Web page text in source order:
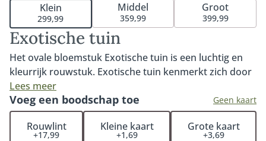
Exotische tuin
Het ovale bloemstuk Exotische tuin is een luchtig en
kleurrijk rouwstuk. Exotische tuin kenmerkt zich door
de warme kleuren en de subtiele exotische en
tropische touch. Een prachtig rouwstuk in een ovale
vorm voor een mooi en persoonlijk afscheid.
Verkrijgbaar in 60cm, 80cm of 100cm. Het rouwstuk is
Lees meer
Klein
299,99
Middel
359,99
Groot
399,99
Voeg een boodschap toe Geen kaart
Rouwlint
+17,99
Kleine kaart
+1,69
Grote kaart
+3,69